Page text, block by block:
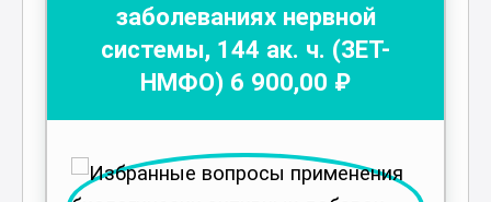
заболеваниях нервной
системы, 144 ак. ч. (ЗЕТ-
НМФО) 6 900,00 ₽